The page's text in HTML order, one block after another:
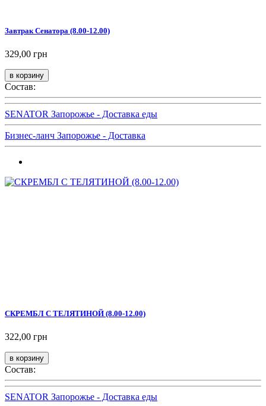
Завтрак Сенатора (8.00-12.00)
329,00 грн
Состав:
SENATOR Запорожье - Доставка еды
Бизнес-ланч Запорожье - Доставка
СКРЕМБЛ С ТЕЛЯТИНОЙ (8.00-12.00)
322,00 грн
Состав:
SENATOR Запорожье - Доставка еды